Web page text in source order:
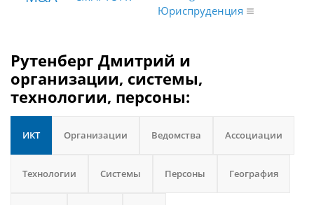
Юриспруденция
Рутенберг Дмитрий и
организации, системы,
технологии, персоны:
ИКТ Организации Ведомства Ассоциации
Технологии Системы Персоны География